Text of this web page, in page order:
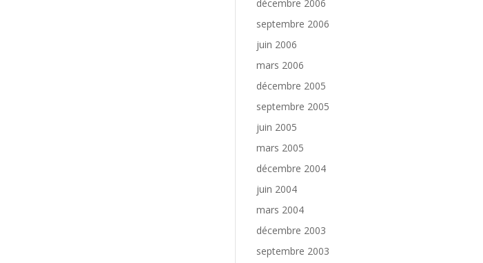
décembre 2006
septembre 2006
juin 2006
mars 2006
décembre 2005
septembre 2005
juin 2005
mars 2005
décembre 2004
juin 2004
mars 2004
décembre 2003
septembre 2003